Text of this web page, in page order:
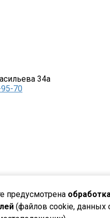
34а
70
предусмотрена
(файлов cookie, данных